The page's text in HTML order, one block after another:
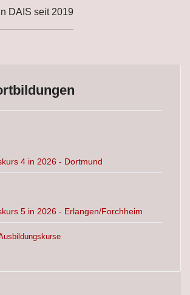
DAIS seit 2019
4 in 2026 - Dortmund
5 in 2026 - Erlangen/Forchheim